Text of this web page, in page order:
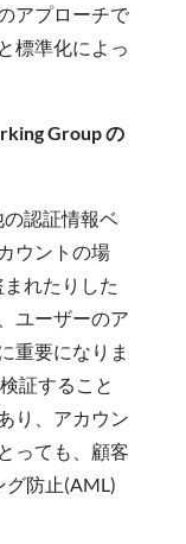
アプローチで
標準化によっ
Group の
認証情報ベ
ウントの場
れたりした
ユーザーのア
重要になりま
証すること
り、アカウン
っても、顧客
グ防止(AML)